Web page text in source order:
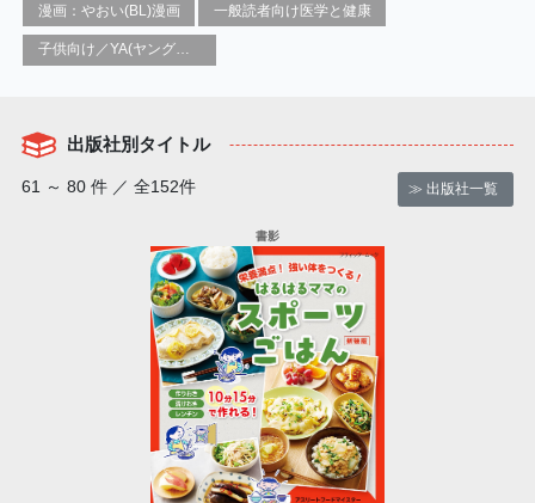
漫画：やおい(BL)漫画 一般読者向け医学と健康
子供向け／YA(ヤングアダルト)向け一般：芸術&芸術家
出版社別タイトル
≫ 出版社一覧
61 ～ 80 件 ／ 全152件